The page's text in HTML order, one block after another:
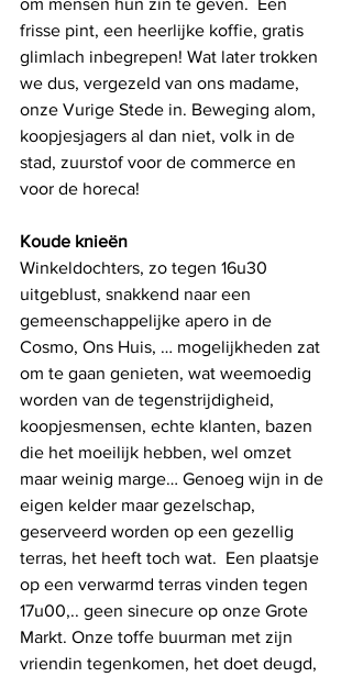
frisse pint, een heerlijke koffie, gratis
glimlach inbegrepen! Wat later trokken
we dus, vergezeld van ons madame,
onze Vurige Stede in. Beweging alom,
koopjesjagers al dan niet, volk in de
stad, zuurstof voor de commerce en
voor de horeca!
Koude knieën
Winkeldochters, zo tegen 16u30
uitgeblust, snakkend naar een
gemeenschappelijke apero in de
Cosmo, Ons Huis, … mogelijkheden zat
om te gaan genieten, wat weemoedig
worden van de tegenstrijdigheid,
koopjesmensen, echte klanten, bazen
die het moeilijk hebben, wel omzet
maar weinig marge… Genoeg wijn in de
eigen kelder maar gezelschap,
geserveerd worden op een gezellig
terras, het heeft toch wat.  Een plaatsje
op een verwarmd terras vinden tegen
17u00,.. geen sinecure op onze Grote
Markt. Onze toffe buurman met zijn
vriendin tegenkomen, het doet deugd,